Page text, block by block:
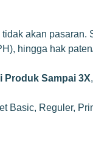
akan pasaran.
hingga hak
Produk Sampai 3X
Basic, Reguler,